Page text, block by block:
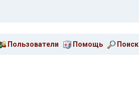
Пользователи Помощь Поиск